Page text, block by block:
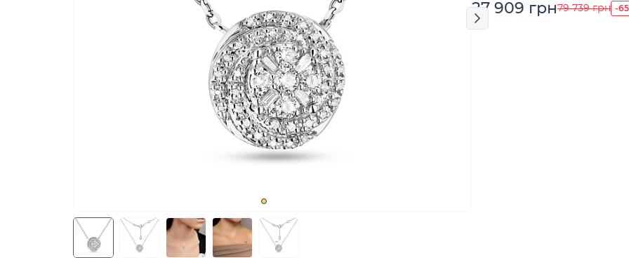
27 909 грн79 739 грн -